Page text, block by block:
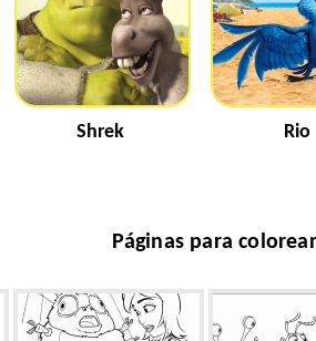
Shrek Rio
Páginas para